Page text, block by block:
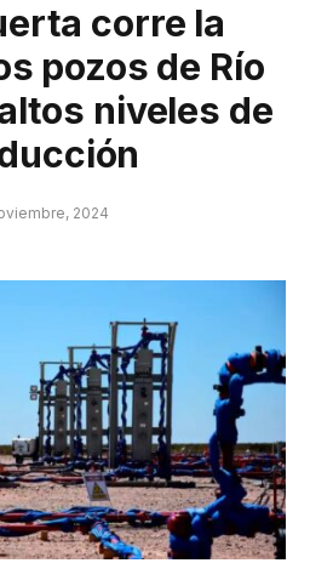
corre la
pozos de Río
niveles de
2024